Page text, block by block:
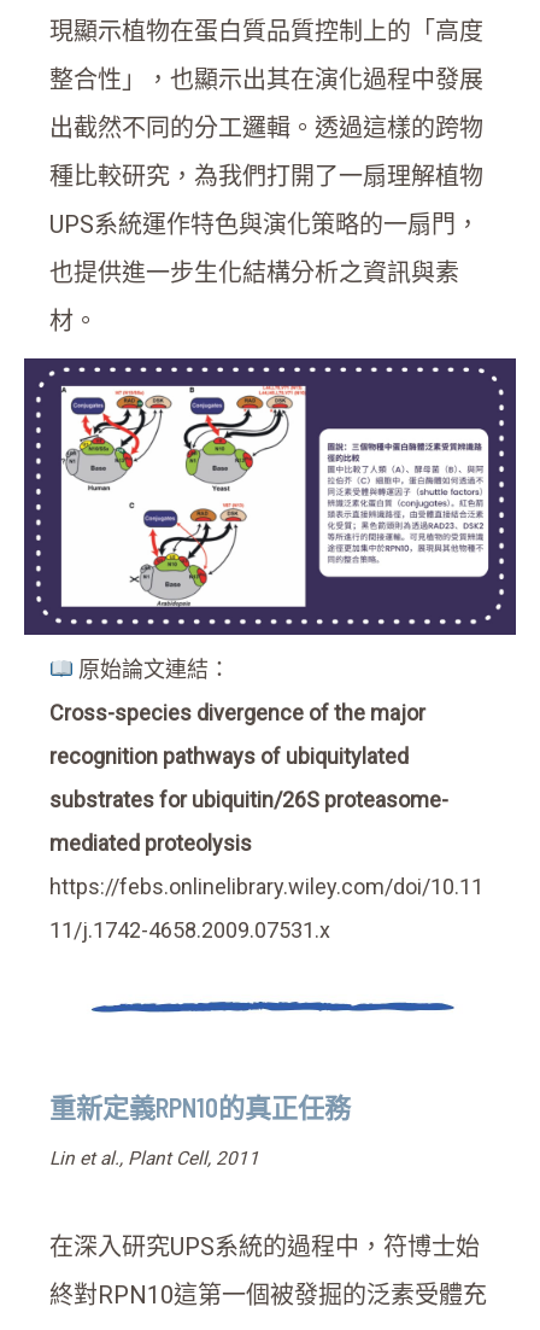
現顯示植物在蛋白質品質控制上的「高度
整合性」，也顯示出其在演化過程中發展
出截然不同的分工邏輯。透過這樣的跨物
種比較研究，為我們打開了一扇理解植物
UPS系統運作特色與演化策略的一扇門，
也提供進一步生化結構分析之資訊與素
材。
原始論文連結：
Cross-species divergence of the major
recognition pathways of ubiquitylated
substrates for ubiquitin/26S proteasome-
mediated proteolysis
https://febs.onlinelibrary.wiley.com/doi/10.11
11/j.1742-4658.2009.07531.x
重新定義RPN10的真正任務
Lin et al., Plant Cell, 2011
在深入研究UPS系統的過程中，符博士始
終對RPN10這第一個被發掘的泛素受體充